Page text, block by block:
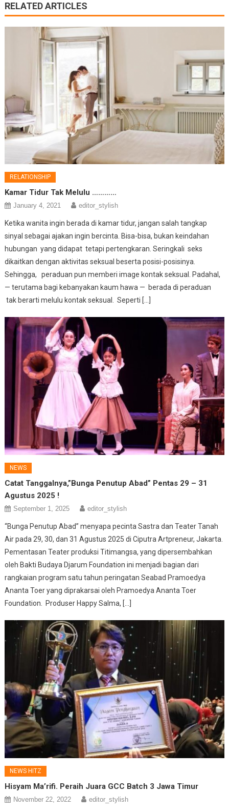
RELATED ARTICLES
RELATIONSHIP
Kamar Tidur Tak Melulu …………
January 4, 2021 editor_stylish
Ketika wanita ingin berada di kamar tidur, jangan salah tangkap
sinyal sebagai ajakan ingin bercinta. Bisa-bisa, bukan keindahan
hubungan yang didapat tetapi pertengkaran. Seringkali seks
dikaitkan dengan aktivitas seksual beserta posisi-posisinya.
Sehingga, peraduan pun memberi image kontak seksual. Padahal,
— terutama bagi kebanyakan kaum hawa — berada di peraduan
tak berarti melulu kontak seksual. Seperti […]
NEWS
Catat Tanggalnya,”Bunga Penutup Abad” Pentas 29 – 31
Agustus 2025 !
September 1, 2025 editor_stylish
“Bunga Penutup Abad” menyapa pecinta Sastra dan Teater Tanah
Air pada 29, 30, dan 31 Agustus 2025 di Ciputra Artpreneur, Jakarta.
Pementasan Teater produksi Titimangsa, yang dipersembahkan
oleh Bakti Budaya Djarum Foundation ini menjadi bagian dari
rangkaian program satu tahun peringatan Seabad Pramoedya
Ananta Toer yang diprakarsai oleh Pramoedya Ananta Toer
Foundation. Produser Happy Salma, […]
NEWS HITZ
Hisyam Ma’rifi. Peraih Juara GCC Batch 3 Jawa Timur
November 22, 2022 editor_stylish